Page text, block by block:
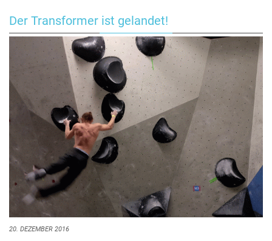
Der Transformer ist gelandet!
20. DEZEMBER 2016